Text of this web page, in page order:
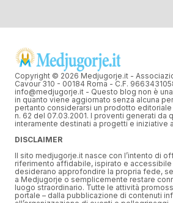
Copyright © 2026 Medjugorje.it -
Cavour 310 - 00184 Roma - C.F.
info@medjugorje.it - Questo blog non è
in quanto viene aggiornato senza alcuna
pertanto considerarsi un prodotto
n. 62 del 07.03.2001. I proventi generati da
interamente destinati a progetti e iniziative
DISCLAIMER
Il sito medjugorje.it nasce con l’intento di
riferimento affidabile, ispirato e accessibile
desiderano approfondire la propria fede,
a Medjugorje o semplicemente restare
luogo straordinario. Tutte le attività
portale – dalla pubblicazione di contenuti